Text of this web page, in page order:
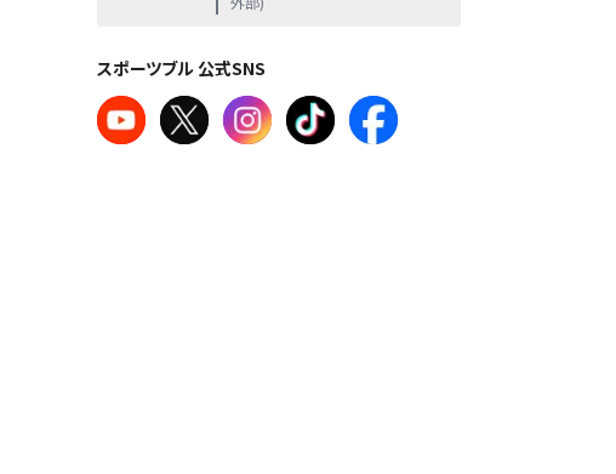
スポーツブル 公式SNS